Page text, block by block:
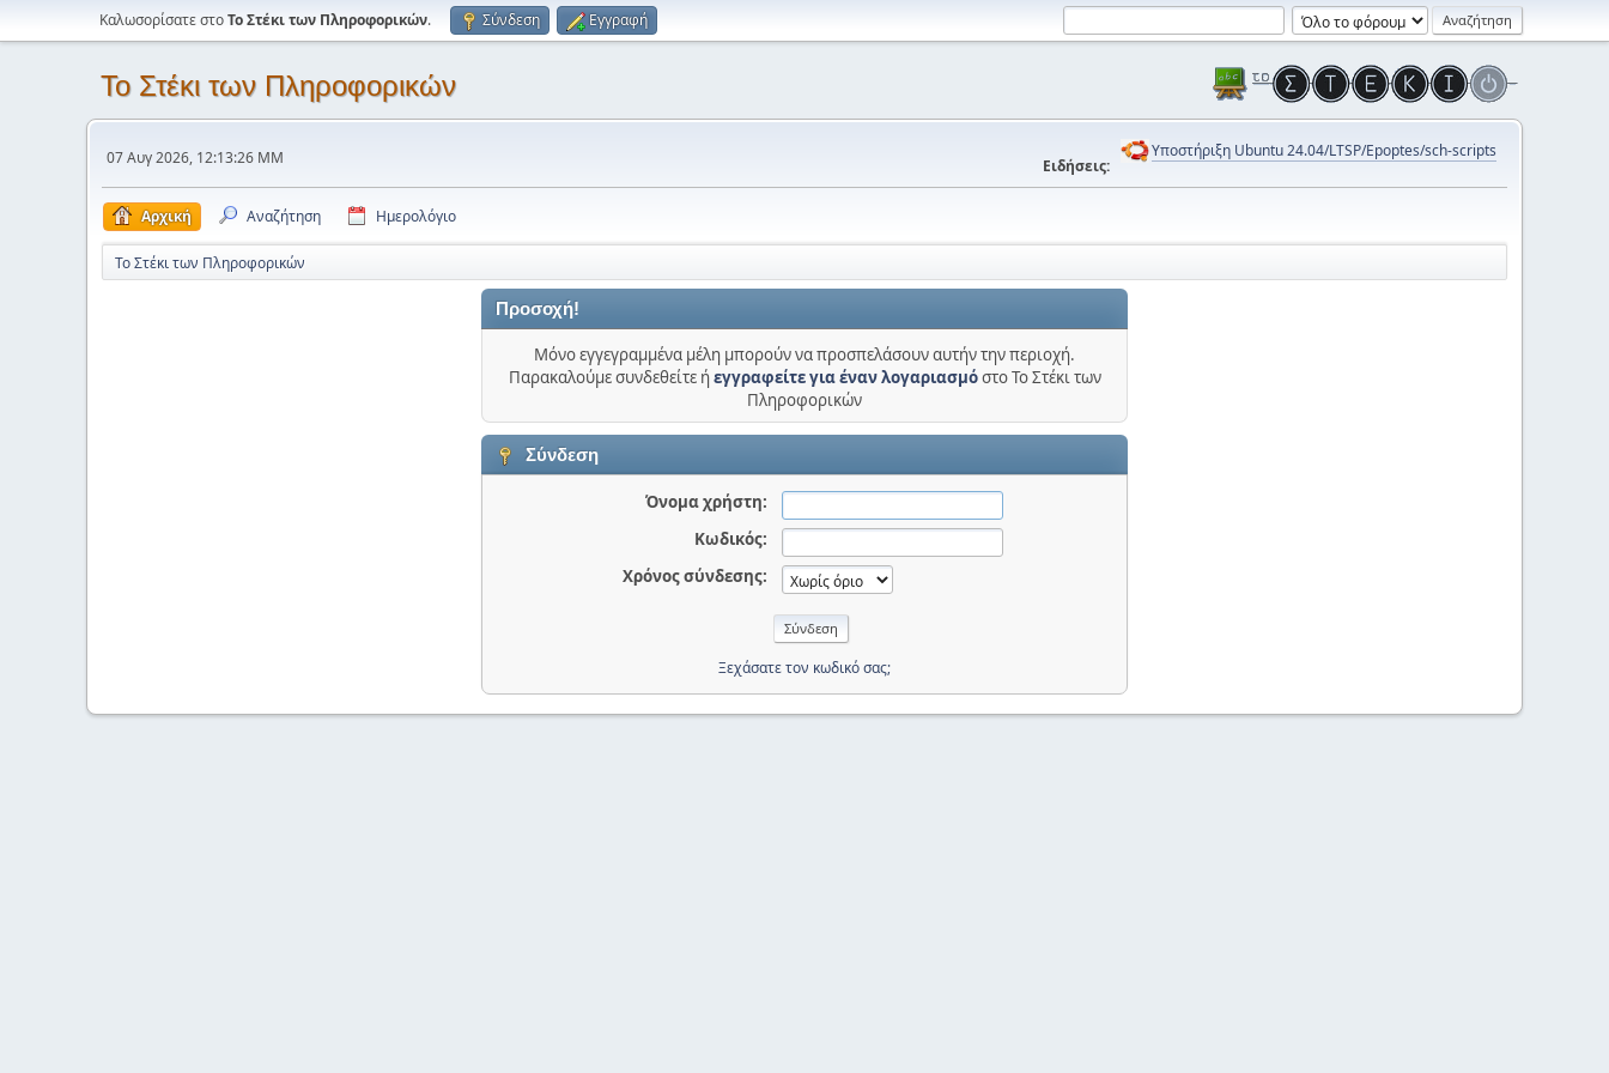
Καλωσορίσατε στοΤο Στέκι των Πληροφορικών. Σύνδεση Εγγραφή
Το Στέκι των Πληροφορικών
07 Αυγ 2026, 12:13:26 ΜΜ Ειδήσεις:
Υποστήριξη Ubuntu 24.04/LTSP/Epoptes/sch-scripts
Αρχική Αναζήτηση Ημερολόγιο
Το Στέκι των Πληροφορικών
Προσοχή!
Μόνο εγγεγραμμένα μέλη μπορούν να προσπελάσουν αυτήν την περιοχή.
Παρακαλούμε συνδεθείτε ήεγγραφείτε για έναν λογαριασμόστο Το Στέκι των
Πληροφορικών
Σύνδεση
Όνομα χρήστη:
Κωδικός:
Χρόνος σύνδεσης:
Ξεχάσατε τον κωδικό σας;